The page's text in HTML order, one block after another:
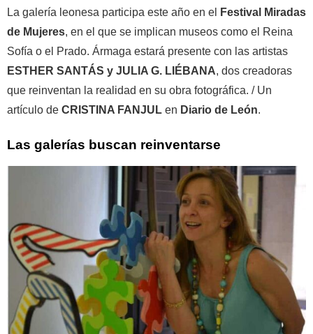
La galería leonesa participa este año en el
Festival Miradas
de Mujeres, en el que se implican museos como el Reina
Sofía o el Prado. Ármaga estará presente con las artistas
ESTHER SANTÁS y JULIA G. LIÉBANA, dos creadoras
que reinventan la realidad en su obra fotográfica. / Un
artículo de CRISTINA FANJUL en Diario de León.
Las galerías buscan reinventarse